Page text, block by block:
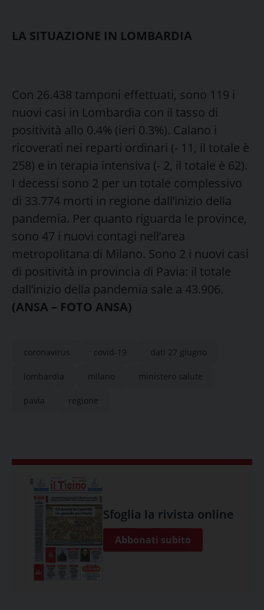
LA SITUAZIONE IN LOMBARDIA
Con 26.438 tamponi effettuati, sono 119 i
nuovi casi in Lombardia con il tasso di
positività allo 0.4% (ieri 0.3%). Calano i
ricoverati nei reparti ordinari (- 11, il totale è
258) e in terapia intensiva (- 2, il totale è 62).
I decessi sono 2 per un totale complessivo
di 33.774 morti in regione dall’inizio della
pandemia. Per quanto riguarda le province,
sono 47 i nuovi contagi nell’area
metropolitana di Milano. Sono 2 i nuovi casi
di positività in provincia di Pavia: il totale
dall’inizio della pandemia sale a 43.906.
(ANSA – FOTO ANSA)
coronavirus covid-19 dati 27 giugno
lombardia milano ministero salute
pavia regione
Sfoglia la rivista online
Abbonati subito